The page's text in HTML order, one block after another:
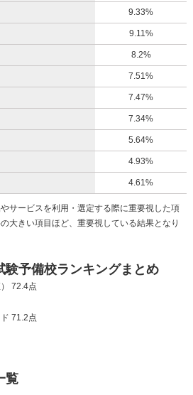
9.33%
9.11%
8.2%
7.51%
7.47%
7.34%
5.64%
4.93%
4.61%
サービスを利用・選定する際に重要視した項
大きい項目ほど、重要視している結果となり
験予備校ランキングまとめ
72.4点
71.2点
覧